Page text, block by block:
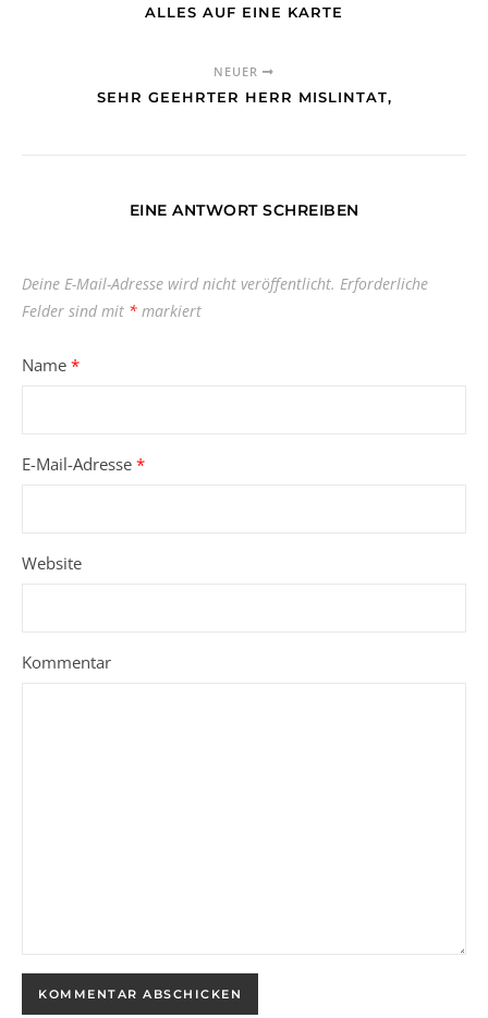
ALLES AUF EINE KARTE
NEUER
SEHR GEEHRTER HERR MISLINTAT,
EINE ANTWORT SCHREIBEN
Deine E-Mail-Adresse wird nicht veröffentlicht. Erforderliche
Felder sind mit * markiert
Name *
E-Mail-Adresse *
Website
Kommentar